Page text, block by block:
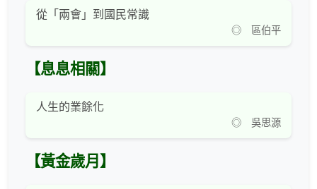
從「兩會」到國民常識
◎ 區伯平
【息息相關】
人生的業餘化
◎ 吳思源
【黃金歲月】